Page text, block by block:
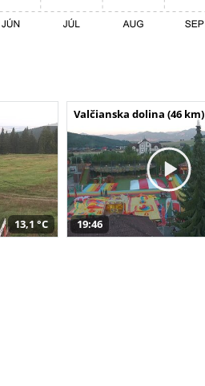
13,1 °C
Valčianska dolina (46 km)
19:46